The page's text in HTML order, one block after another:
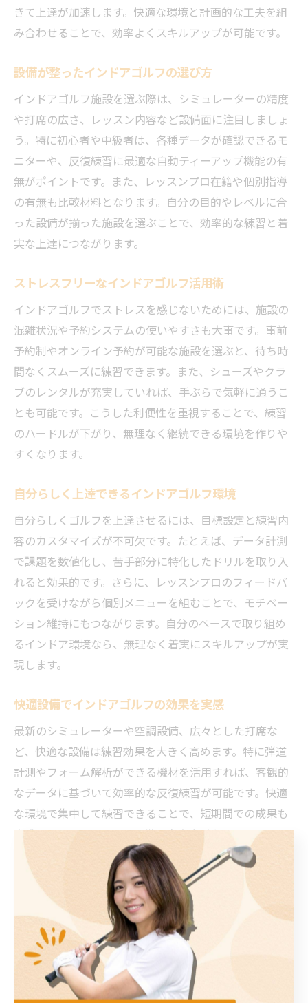
きて上達が加速します。快適な環境と計画的な工夫を組
み合わせることで、効率よくスキルアップが可能です。
設備が整ったインドアゴルフの選び方
インドアゴルフ施設を選ぶ際は、シミュレーターの精度
や打席の広さ、レッスン内容など設備面に注目しましょ
う。特に初心者や中級者は、各種データが確認できるモ
ニターや、反復練習に最適な自動ティーアップ機能の有
無がポイントです。また、レッスンプロ在籍や個別指導
の有無も比較材料となります。自分の目的やレベルに合
った設備が揃った施設を選ぶことで、効率的な練習と着
実な上達につながります。
ストレスフリーなインドアゴルフ活用術
インドアゴルフでストレスを感じないためには、施設の
混雑状況や予約システムの使いやすさも大事です。事前
予約制やオンライン予約が可能な施設を選ぶと、待ち時
間なくスムーズに練習できます。また、シューズやクラ
ブのレンタルが充実していれば、手ぶらで気軽に通うこ
とも可能です。こうした利便性を重視することで、練習
のハードルが下がり、無理なく継続できる環境を作りや
すくなります。
自分らしく上達できるインドアゴルフ環境
自分らしくゴルフを上達させるには、目標設定と練習内
容のカスタマイズが不可欠です。たとえば、データ計測
で課題を数値化し、苦手部分に特化したドリルを取り入
れると効果的です。さらに、レッスンプロのフィードバ
ックを受けながら個別メニューを組むことで、モチベー
ション維持にもつながります。自分のペースで取り組め
るインドア環境なら、無理なく着実にスキルアップが実
現します。
快適設備でインドアゴルフの効果を実感
最新のシミュレーターや空調設備、広々とした打席な
ど、快適な設備は練習効果を大きく高めます。特に弾道
計測やフォーム解析ができる機材を活用すれば、客観的
なデータに基づいて効率的な反復練習が可能です。快適
な環境で集中して練習できることで、短期間での成果も
実感しやすくなります。設備の充実度が上達スピードに
直結するため、施設選びの際は重視しましょう。
インドアゴルフで集中力を高める方法
インドアゴルフでは雑音や天候の影響が少ないため、集
中した練習が可能です。集中力を維持するには、練習ご
とに明確なテーマを設定し、短時間で反復練習を行うこ
とが有効です。また、練習前のストレッチや呼吸法でリ